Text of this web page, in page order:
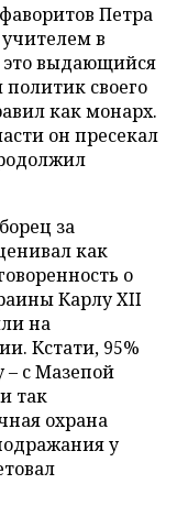
Петра
в
это выдающийся
своего
как монарх.
он пресекал
за
как
о
Карлу XII
на
Кстати, 95%
– с Мазепой
так
охрана
у